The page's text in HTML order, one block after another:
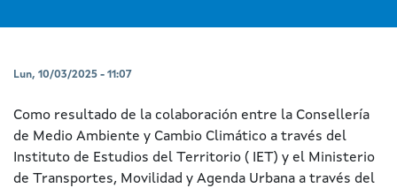
Lun, 10/03/2025 - 11:07
Como resultado de la colaboración entre la Consellería
de Medio Ambiente y Cambio Climático a través del
Instituto de Estudios del Territorio ( IET) y el Ministerio
de Transportes, Movilidad y Agenda Urbana a través del